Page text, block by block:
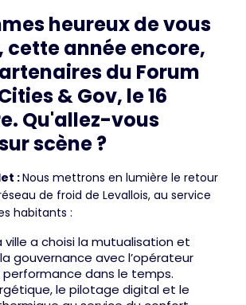
heureux de vous
cette année encore,
du Forum
& Gov, le 16
Qu'allez-vous
scène ?
:Nous mettrons en lumière le retour
de froid de Levallois, au service
habitants :
ville a choisi la mutualisation et
gouvernance avec l’opérateur
performance dans le temps.
le pilotage digital et le